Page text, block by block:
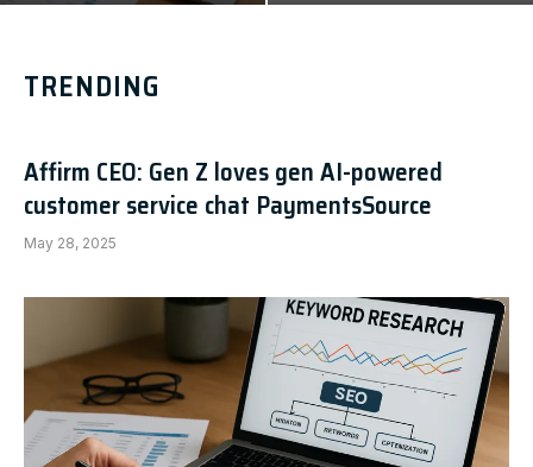
TRENDING
Affirm CEO: Gen Z loves gen AI-powered
customer service chat PaymentsSource
May 28, 2025